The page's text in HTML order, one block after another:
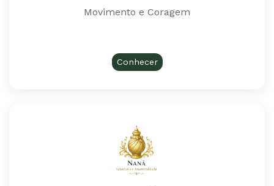
Movimento e Coragem
Conhecer